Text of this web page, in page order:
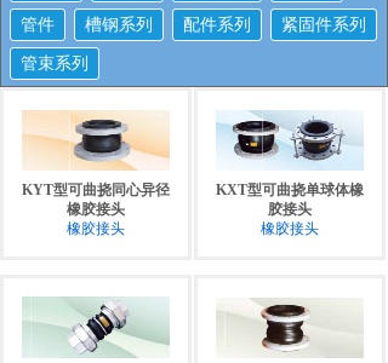
管件
槽钢系列 配件系列
紧固件系列
管束系列
KYT型可曲挠同心异径
橡胶接头
橡胶接头
KXT型可曲挠单球体橡
胶接头
橡胶接头